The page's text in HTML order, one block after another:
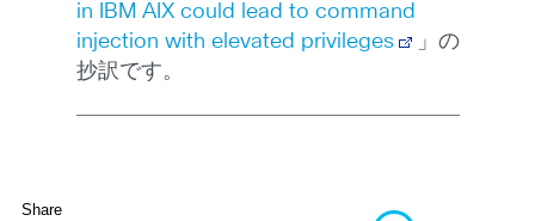
in IBM AIX could lead to command
injection with elevated privileges
」の
抄訳です。
Share